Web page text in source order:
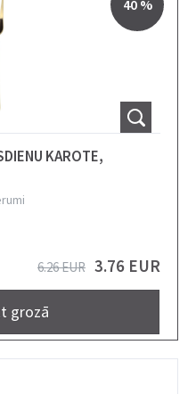
40 %
KAROTE,
3.76 EUR
6.26 EUR
grozā